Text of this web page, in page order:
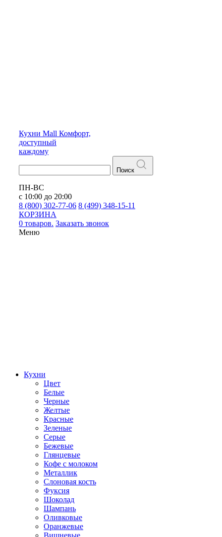
Кухни Mall Комфорт,
доступный
каждому
Поиск
ПН-ВС
с 10:00 до 20:00
8 (800) 302-77-06 8 (499) 348-15-11
КОРЗИНА
0 товаров. Заказать звонок
Меню
Кухни
Цвет
Белые
Черные
Желтые
Красные
Зеленые
Серые
Бежевые
Глянцевые
Кофе с молоком
Металлик
Слоновая кость
Фуксия
Шоколад
Шампань
Оливковые
Оранжевые
Вишневые